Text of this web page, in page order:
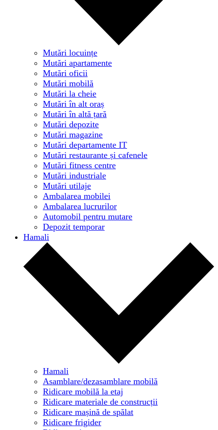
Mutări locuințe
Mutări apartamente
Mutări oficii
Mutări mobilă
Mutări la cheie
Mutări în alt oraș
Mutări în altă țară
Mutări depozite
Mutări magazine
Mutări departamente IT
Mutări restaurante și cafenele
Mutări fitness centre
Mutări industriale
Mutări utilaje
Ambalarea mobilei
Ambalarea lucrurilor
Automobil pentru mutare
Depozit temporar
Hamali
Hamali
Asamblare/dezasamblare mobilă
Ridicare mobilă la etaj
Ridicare materiale de construcții
Ridicare mașină de spălat
Ridicare frigider